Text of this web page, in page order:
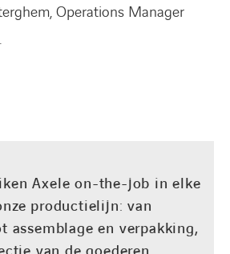
Operations Manager
Axele on-the-job in elke
productielijn: van
assemblage en verpakking,